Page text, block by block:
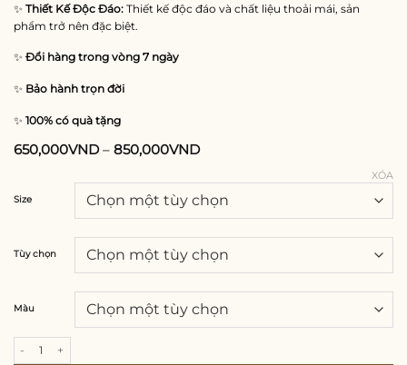
✨ Thiết Kế Độc Đáo: Thiết kế độc đáo và chất liệu thoải mái, sản
phẩm trở nên đặc biệt.
✨ Đổi hàng trong vòng 7 ngày
✨ Bảo hành trọn đời
✨ 100% có quà tặng
650,000VND– 850,000VND
Size
Tùy chọn
Màu
XÓA